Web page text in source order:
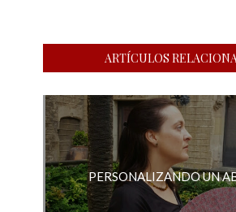
ARTÍCULOS
PERSONALIZANDO UN